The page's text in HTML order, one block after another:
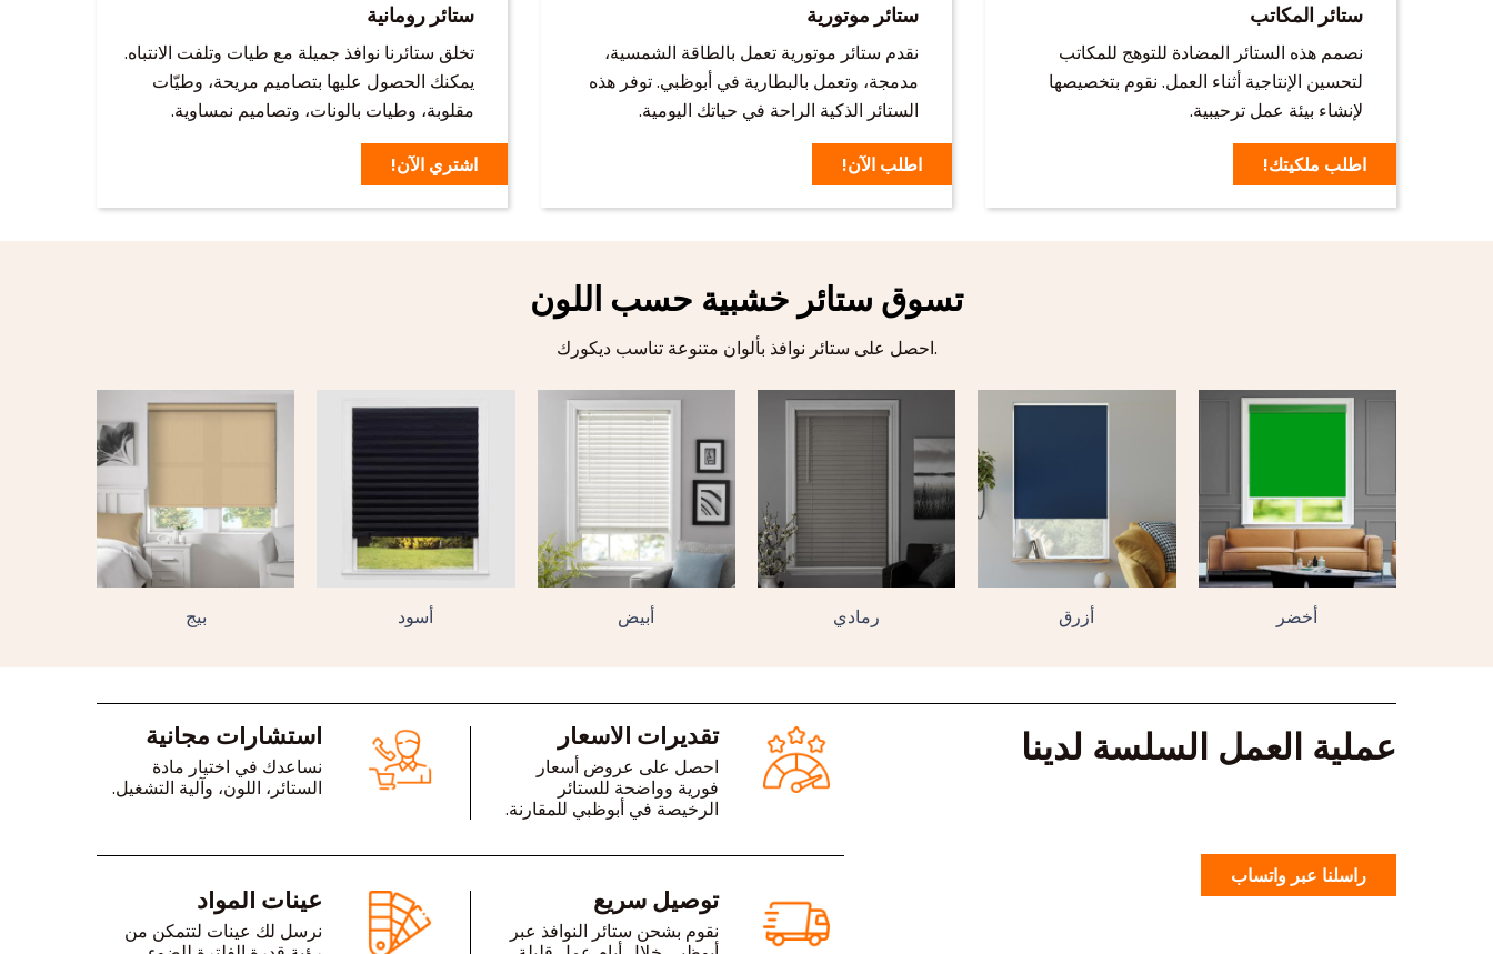
ستائر رومانية
تخلق ستائرنا نوافذ جميلة مع طيات وتلفت الانتباه.
يمكنك الحصول عليها بتصاميم مريحة، وطيّات
مقلوبة، وطيات بالونات، وتصاميم نمساوية.
اشتري الآن!
ستائر موتورية
نقدم ستائر موتورية تعمل بالطاقة الشمسية،
مدمجة، وتعمل بالبطارية في أبوظبي. توفر هذه
الستائر الذكية الراحة في حياتك اليومية.
اطلب الآن!
ستائر المكاتب
نصمم هذه الستائر المضادة للتوهج للمكاتب
لتحسين الإنتاجية أثناء العمل. نقوم بتخصيصها
لإنشاء بيئة عمل ترحيبية.
اطلب ملكيتك!
تسوق ستائر خشبية حسب اللون
احصل على ستائر نوافذ بألوان متنوعة تناسب ديكورك.
بيج أسود أبيض رمادي أزرق أخضر
استشارات مجانية
نساعدك في اختيار مادة
الستائر، اللون، وآلية التشغيل.
تقديرات الأسعار
احصل على عروض أسعار
فورية وواضحة للستائر
الرخيصة في أبوظبي للمقارنة.
عينات المواد
نرسل لك عينات لتتمكن من
توصيل سريع
نقوم بشحن ستائر النوافذ عبر
عملية العمل السلسة لدينا
راسلنا عبر واتساب